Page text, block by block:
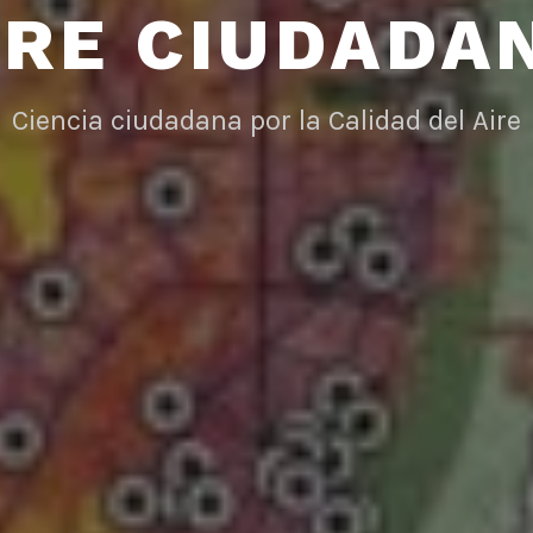
Ciencia ciudadana por la Calidad del Aire